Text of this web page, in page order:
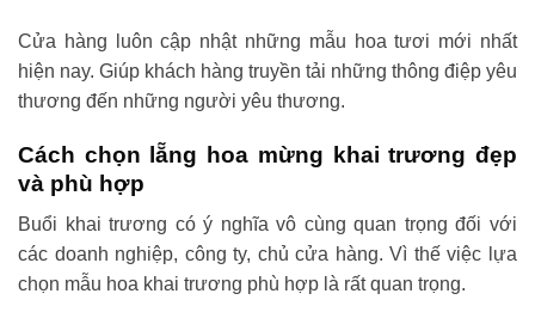
Cửa hàng luôn cập nhật những mẫu hoa tươi mới nhất
hiện nay. Giúp khách hàng truyền tải những thông điệp yêu
thương đến những người yêu thương.
Cách chọn lẵng hoa mừng khai trương đẹp
và phù hợp
Buổi khai trương có ý nghĩa vô cùng quan trọng đối với
các doanh nghiệp, công ty, chủ cửa hàng. Vì thế việc lựa
chọn mẫu hoa khai trương phù hợp là rất quan trọng.